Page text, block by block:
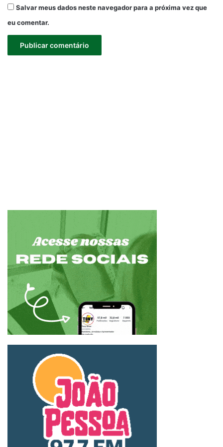
Salvar meus dados neste navegador para a próxima vez que
eu comentar.